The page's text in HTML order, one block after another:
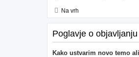
Na vrh
Poglavje o objavljanju
Kako ustvarim novo temo